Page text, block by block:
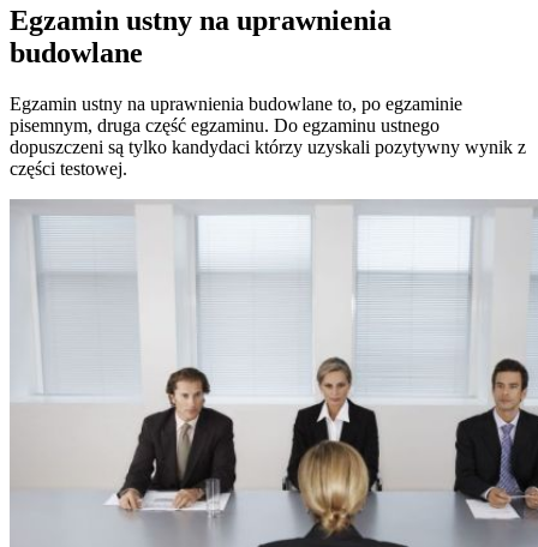
Egzamin ustny na uprawnienia
budowlane
Egzamin ustny na uprawnienia budowlane to, po egzaminie
pisemnym, druga część egzaminu. Do egzaminu ustnego
dopuszczeni są tylko kandydaci którzy uzyskali pozytywny wynik z
części testowej.